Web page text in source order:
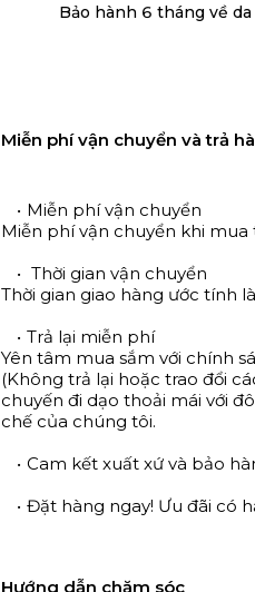
Miễn phí vận chuyển và trả
Miễn phí vận chuyển
Miễn phí vận chuyển khi
Thời gian vận chuyển
Thời gian giao hàng ước tính
Trả lại miễn phí
Yên tâm mua sắm với chính
(Không trả lại hoặc trao đổi
chuyến đi dạo thoải mái với
chế của chúng tôi.
Cam kết xuất xứ và bảo
Đặt hàng ngay! Ưu đãi có
Hướng dẫn chăm sóc
Bảo hành 6 tháng về da